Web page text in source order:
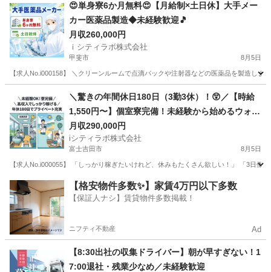
😍単身寮6か月無料😍【月給制×土日休】大手メー
カー医薬品製造◆未経験歓迎🎵
月収260,000円
ｉシティラボ株式会社
甲斐市 8月5日
【求人No.i000158】 ＼クリーンルームで点滴パックや注射器などの医薬品を製造し
その他 未経験
＼驚きの年間休日180日（3勤3休）！😲／【時給
1,550円〜】個室寮完備！未経験から始めるウォー
ターサーバー用お水の製造・検査🚰
月収290,000円
iシティラボ株式会社
富士吉田市 8月5日
【求人No.i000055】 「しっかり稼ぎたいけれど、休みもたくさん欲しい！」 「3日
山梨 富士吉田市 その他 未経験
【格安物件多数✨】家賃4万円以下多数
【保証人ナシ】賃貸物件多数掲載！
ニフティ不動産 Ad
【8:30出社の収集ドライバー】朝が早すぎない！1
7:00退社・残業少なめ／未経験歓迎